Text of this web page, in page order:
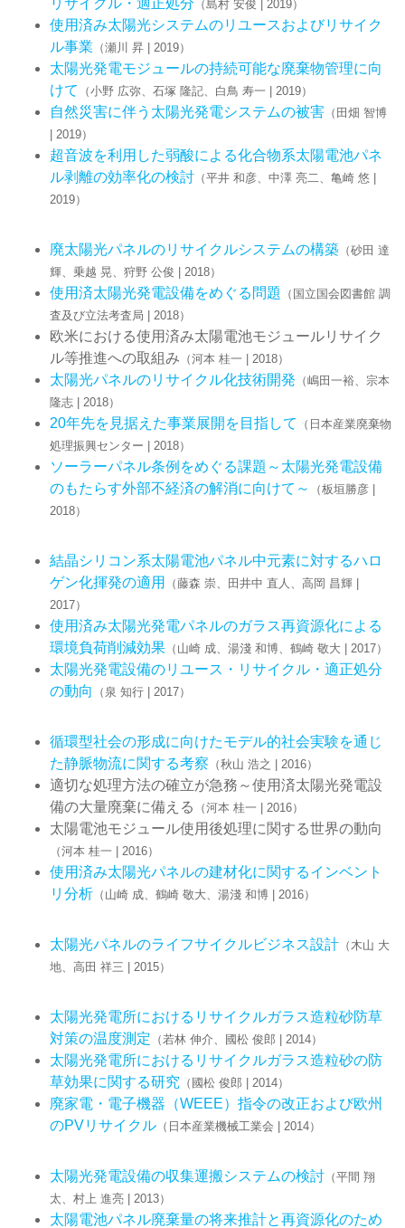
（島村 安俊 | 2019）
使用済み太陽光システムのリユースおよびリサイク
ル事業 （瀬川 昇 | 2019）
太陽光発電モジュールの持続可能な廃棄物管理に向
けて
（小野 広弥、石塚 隆記、白鳥 寿一 | 2019）
自然災害に伴う太陽光発電システムの被害 （田畑 智博
| 2019）
超音波を利用した弱酸による化合物系太陽電池パネ
ル剥離の効率化の検討 （平井 和彦、中澤 亮二、亀崎 悠 |
2019）
廃太陽光パネルのリサイクルシステムの構築 （砂田 達
輝、乗越 晃、狩野 公俊 | 2018）
使⽤済太陽光発電設備をめぐる問題
（国立国会図書館 調
査及び立法考査局 | 2018）
欧米における使用済み太陽電池モジュールリサイク
ル等推進への取組み （河本 桂一 | 2018）
太陽光パネルのリサイクル化技術開発 （嶋田一裕、宗本
隆志 | 2018）
20年先を見据えた事業展開を目指して
（日本産業廃棄物
処理振興センター | 2018）
ソーラーパネル条例をめぐる課題～太陽光発電設備
のもたらす外部不経済の解消に向けて～
（板垣勝彦 |
2018）
結晶シリコン系太陽電池パネル中元素に対するハロ
ゲン化揮発の適用
（藤森 崇、田井中 直人、高岡 昌輝 |
2017）
使用済み太陽光発電パネルのガラス再資源化による
環境負荷削減効果 （山崎 成、湯淺 和博、鶴崎 敬大 | 2017）
太陽光発電設備のリユース・リサイクル・適正処分
の動向
（泉 知行 | 2017）
循環型社会の形成に向けたモデル的社会実験を通じ
た静脈物流に関する考察 （秋山 浩之 | 2016）
適切な処理方法の確立が急務～使用済太陽光発電設
備の大量廃棄に備える
（河本 桂一 | 2016）
太陽電池モジュール使用後処理に関する世界の動向
（河本 桂一 | 2016）
使用済み太陽光パネルの建材化に関するインベント
リ分析 （山崎 成、鶴崎 敬大、湯淺 和博 | 2016）
太陽光パネルのライフサイクルビジネス設計 （木山 大
地、高田 祥三 | 2015）
太陽光発電所におけるリサイクルガラス造粒砂防草
対策の温度測定 （若林 伸介、國松 俊郎 | 2014）
太陽光発電所におけるリサイクルガラス造粒砂の防
草効果に関する研究 （國松 俊郎 | 2014）
廃家電・電子機器（WEEE）指令の改正および欧州
のPVリサイクル （日本産業機械工業会 | 2014）
太陽光発電設備の収集運搬システムの検討 （平間 翔
太、村上 進亮 | 2013）
太陽電池パネル廃棄量の将来推計と再資源化のため